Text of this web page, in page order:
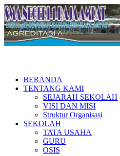
BERANDA
TENTANG KAMI
SEJARAH SEKOLAH
VISI DAN MISI
Struktur Organisasi
SEKOLAH
TATA USAHA
GURU
OSIS